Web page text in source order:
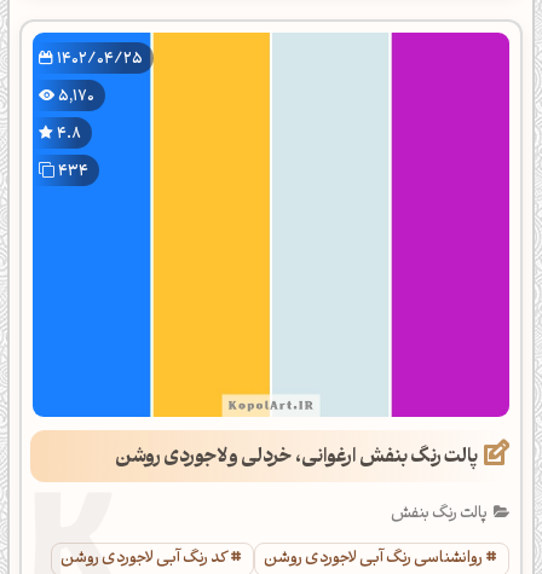
1402/04/25
5,170
4.8
434
پالت رنگ بنفش ارغوانی، خردلی و لاجوردی روشن
پالت رنگ بنفش
روانشناسی رنگ آبی لاجوردی روشن
کد رنگ آبی لاجوردی روشن